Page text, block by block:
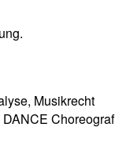
Musikrecht